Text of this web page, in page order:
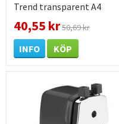
Trend transparent A4
40,55 kr50,69 kr
INFO KÖP